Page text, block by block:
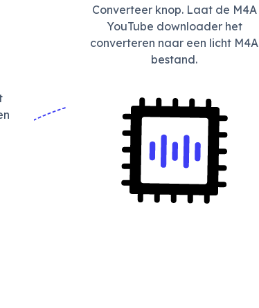
Converteer knop. Laat de M4A
YouTube downloader het
converteren naar een licht M4A
bestand.